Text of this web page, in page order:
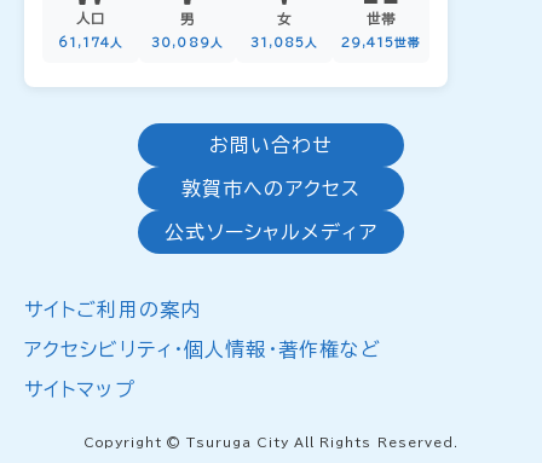
人口
61,174人
男
30,089人
女
31,085人
世帯
29,415世帯
お問い合わせ
敦賀市へのアクセス
公式ソーシャルメディア
サイトご利用の案内
アクセシビリティ・個人情報・著作権など
サイトマップ
Copyright © Tsuruga City All Rights Reserved.